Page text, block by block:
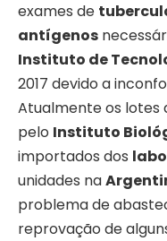
exames de
antígenos
Instituto de
2017 devido a
Atualmente os lotes
pelo Instituto
importados dos
unidades na
problema de
reprovação de